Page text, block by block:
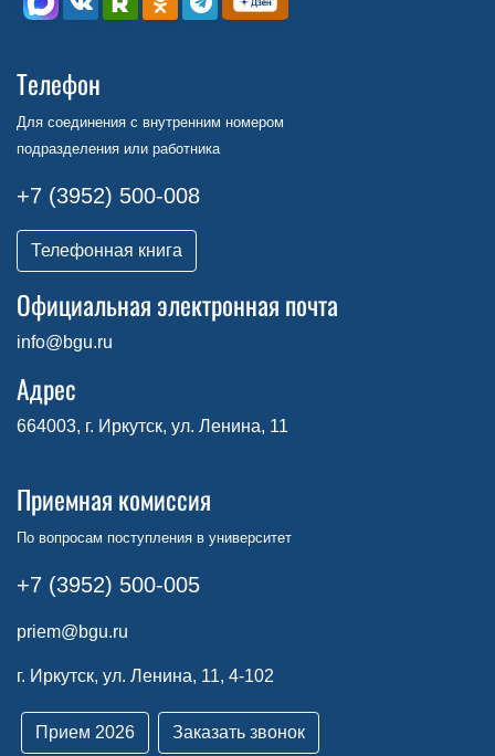
Телефон
Для соединения с внутренним номером
подразделения или работника
+7 (3952) 500-008
Телефонная книга
Официальная электронная почта
info@bgu.ru
Адрес
664003, г. Иркутск, ул. Ленина, 11
Приемная комиссия
По вопросам поступления в университет
+7 (3952) 500-005
priem@bgu.ru
г. Иркутск, ул. Ленина, 11, 4-102
Прием 2026 Заказать звонок